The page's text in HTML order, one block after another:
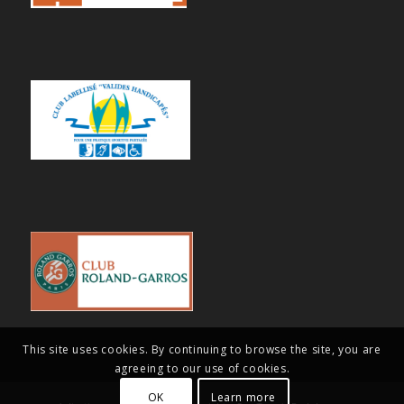
This site uses cookies. By continuing to browse the site, you are
agreeing to our use of cookies.
OK
Learn more